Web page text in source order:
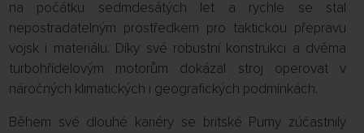
na počátku sedmdesátých let a rychle se stal
nepostradatelným prostředkem pro taktickou přepravu
vojsk i materiálu. Díky své robustní konstrukci a dvěma
turbohřídelovým motorům dokázal stroj operovat v
náročných klimatických i geografických podmínkách.
Během své dlouhé kariéry se britské Pumy zúčastnily